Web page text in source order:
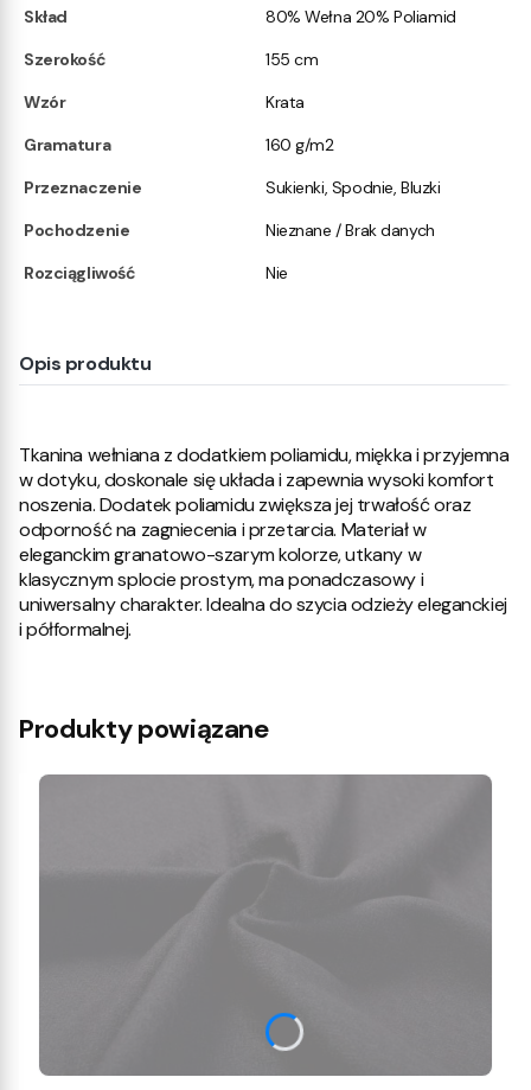
Skład
80% Wełna 20% Poliamid
Szerokość
155 cm
Wzór
Krata
Gramatura
160 g/m2
Przeznaczenie
Sukienki, Spodnie, Bluzki
Pochodzenie
Nieznane / Brak danych
Rozciągliwość
Nie
Opis produktu
Tkanina wełniana z dodatkiem poliamidu, miękka i przyjemna
w dotyku, doskonale się układa i zapewnia wysoki komfort
noszenia. Dodatek poliamidu zwiększa jej trwałość oraz
odporność na zagniecenia i przetarcia. Materiał w
eleganckim granatowo-szarym kolorze, utkany w
klasycznym splocie prostym, ma ponadczasowy i
uniwersalny charakter. Idealna do szycia odzieży eleganckiej
i półformalnej.
Produkty powiązane